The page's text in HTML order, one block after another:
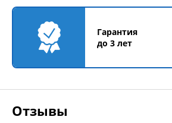
Гарантия
до 3 лет
Отзывы